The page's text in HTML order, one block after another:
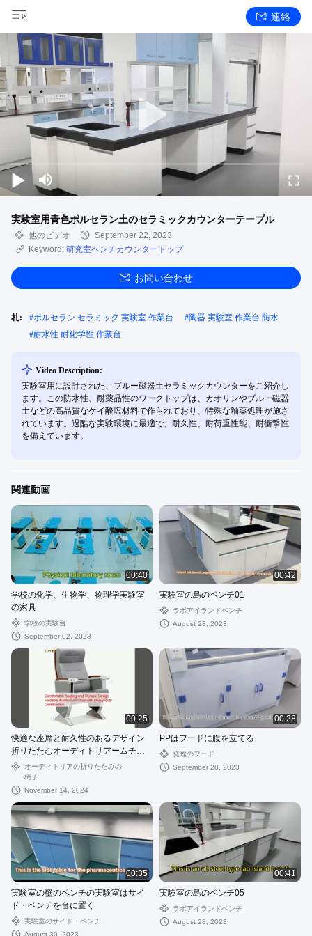
連絡
実験室用青色ポルセラン土のセラミックカウンターテーブル
他のビデオ
September 22, 2023
Keyword: 研究室ベンチカウンタートップ
お問い合わせ
札: #ポルセラン セラミック 実験室 作業台 #陶器 実験室 作業台 防水
#耐水性 耐化学性 作業台
Video Description:
実験室用に設計された、ブルー磁器土セラミックカウンターをご紹介し
ます。この防水性、耐薬品性のワークトップは、カオリンやブルー磁器
土などの高品質なケイ酸塩材料で作られており、特殊な釉薬処理が施さ
れています。過酷な実験環境に最適で、耐久性、耐荷重性能、耐衝撃性
を備えています。
関連動画
00:40
学校の化学、生物学、物理学実験室
の家具
学校の実験台
September 02, 2023
00:42
実験室の島のベンチ01
ラボアイランドベンチ
August 28, 2023
00:25
快適な座席と耐久性のあるデザイン
折りたたむオーディトリアームチェ
ア
オーディトリアの折りたたみの
椅子
November 14, 2024
00:28
PPはフードに腹を立てる
発煙のフード
September 28, 2023
00:35
実験室の壁のベンチの実験室はサイ
ド・ベンチを台に置く
実験室のサイド・ベンチ
August 30, 2023
00:41
実験室の島のベンチ05
ラボアイランドベンチ
August 28, 2023